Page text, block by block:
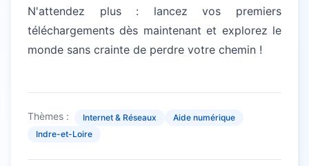
N'attendez plus : lancez vos premiers
téléchargements dès maintenant et explorez le
monde sans crainte de perdre votre chemin !
Thèmes : Internet & Réseaux
Aide numérique
Indre-et-Loire